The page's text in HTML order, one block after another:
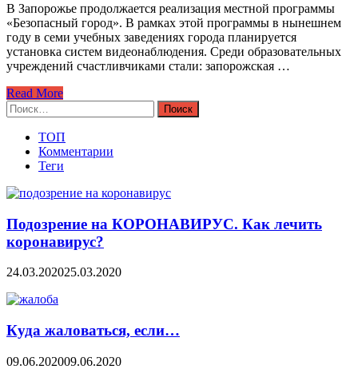
В Запорожье продолжается реализация местной программы
«Безопасный город». В рамках этой программы в нынешнем
году в семи учебных заведениях города планируется
установка систем видеонаблюдения. Среди образовательных
учреждений счастливчиками стали: запорожская …
Read More
Найти:
ТОП
Комментарии
Теги
Подозрение на КОРОНАВИРУС. Как лечить
коронавирус?
24.03.202025.03.2020
Куда жаловаться, если…
09.06.202009.06.2020